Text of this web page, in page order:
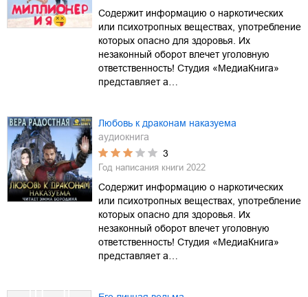
Содержит информацию о наркотических
или психотропных веществах, употребление
которых опасно для здоровья. Их
незаконный оборот влечет уголовную
ответственность! Студия «МедиаКнига»
представляет а…
Любовь к драконам наказуема
аудиокнига
3
Год написания книги 2022
Содержит информацию о наркотических
или психотропных веществах, употребление
которых опасно для здоровья. Их
незаконный оборот влечет уголовную
ответственность! Студия «МедиаКнига»
представляет а…